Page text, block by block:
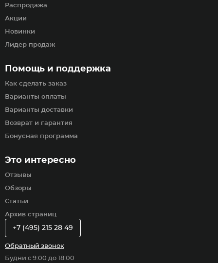
Помощь и поддержка
Как сделать заказ
Варианты оплаты
Варианты доставки
Возврат и гарантия
Бонусная программа
Распродажа
Акции
Новинки
Лидер продаж
Это интересно
Отзывы
Обзоры
Статьи
Архив страниц
+7 (495) 215 28 49
Обратный звонок
Будни с 9:00 до 18:00